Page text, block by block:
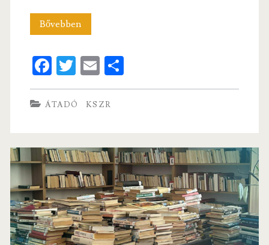
BővebbenKönyvtárat
Pusztaszeren
Fa
ce
b
o
k
T
w
itt
E
m
ai
S
ha
ÁTADÓ KSZR